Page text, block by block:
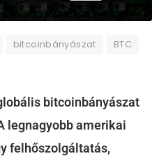
bitcoinbányászat
BTC
bitcoinbányászat
legnagyobb amerikai
felhőszolgáltatás,